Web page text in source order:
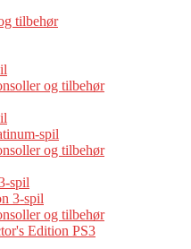
tilbehør
og tilbehør
spil
og tilbehør
spil
3-spil
og tilbehør
Edition PS3